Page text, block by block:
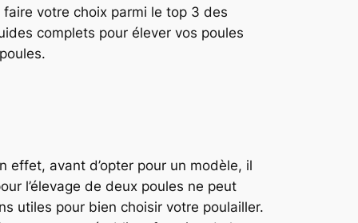
votre choix parmi le top 3 des
complets pour élever vos poules
effet, avant d’opter pour un modèle, il
l’élevage de deux poules ne peut
utiles pour bien choisir votre poulailler.